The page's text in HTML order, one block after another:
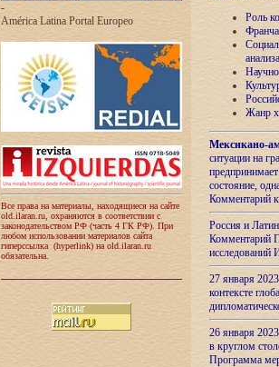
-
América Latina Portal Europeo
Все права на материалы, находящиеся на сайте
old.ilaran.ru, охраняются в соответствии с
законодательством РФ (часть 4 ГК РФ). При
любом использовании материалов сайта
гиперссылка (hyperlink) на old.ilaran.ru
обязательна.
Роль
анализа
Жанр
Мексикано-
ситуации на
состояние,
Комментарий
Россия и
Комментарий
27 января
контексте
26 января
в круглом
Программа